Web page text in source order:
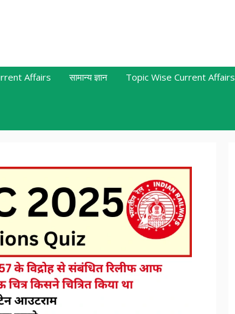
Affairs सामान्य ज्ञान Topic Wise Current Affairs